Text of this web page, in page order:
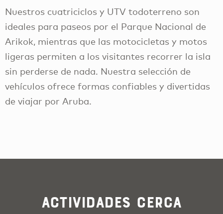
Nuestros cuatriciclos y UTV todoterreno son
ideales para paseos por el Parque Nacional de
Arikok, mientras que las motocicletas y motos
ligeras permiten a los visitantes recorrer la isla
sin perderse de nada. Nuestra selección de
vehículos ofrece formas confiables y divertidas
de viajar por Aruba.
Actividades cerca